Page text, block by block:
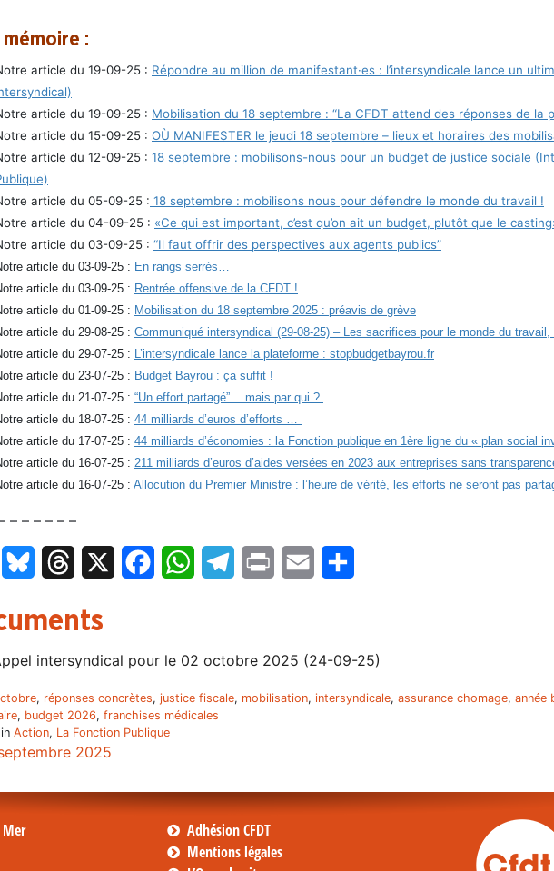
mémoire :
article du 19-09-25 : Répondre au million de manifestant·es : l’intersyndicale lance un
article du 19-09-25 : Mobilisation du 18 septembre : “La CFDT attend des réponses de la
article du 15-09-25 : OÙ MANIFESTER le jeudi 18 septembre – lieux et horaires des
article du 12-09-25 : 18 septembre : mobilisons-nous pour un budget de justice sociale
article du 05-09-25 : 18 septembre : mobilisons nous pour défendre le monde du travail !
article du 04-09-25 : «Ce qui est important, c’est qu’on ait un budget, plutôt que le
article du 03-09-25 : “Il faut offrir des perspectives aux agents publics”
article du 03-09-25 : En rangs serrés…
article du 03-09-25 : Rentrée offensive de la CFDT !
article du 01-09-25 : Mobilisation du 18 septembre 2025 : préavis de grève
article du 29-08-25 : Communiqué intersyndical (29-08-25) – Les sacrifices pour le monde du
article du 29-07-25 : L’intersyndicale lance la plateforme : stopbudgetbayrou.fr
article du 23-07-25 : Budget Bayrou : ça suffit !
article du 21-07-25 : “Un effort partagé”… mais par qui ?
article du 18-07-25 : 44 milliards d’euros d’efforts …
article du 17-07-25 : 44 milliards d’économies : la Fonction publique en 1ère ligne du « plan social
article du 16-07-25 : 211 milliards d’euros d’aides versées en 2023 aux entreprises sans
article du 16-07-25 : Allocution du Premier Ministre : l’heure de vérité, les efforts ne seront pas
– – – – – –
LinkedInBluesky Threads FacebookWhatsAppTelegram
Print Email
intersyndical pour le 02 octobre 2025 (24-09-25)
, réponses concrètes, justice fiscale, mobilisation, intersyndicale, assurance chomage, année
, budget 2026, franchises médicales
Action, La Fonction Publique
2025
Mer
Adhésion CFDT
Mentions légales